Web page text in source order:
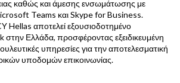
καθώς και άμεσης ενσωμάτωσης με
Teams και Skype for Business.
Hellas αποτελεί εξουσιοδοτημένο
στην Ελλάδα, προσφέροντας εξειδικευμένη
υπηρεσίες για την αποτελεσματική
υποδομών επικοινωνίας.